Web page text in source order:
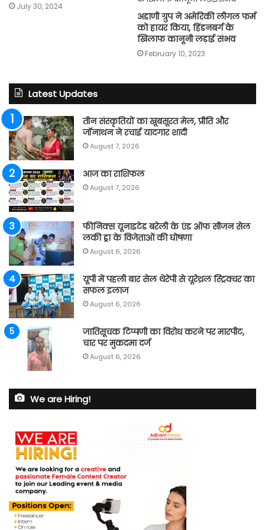
July 30, 2024
अडाणी ग्रुप ने अमेरिकी लीगल फर्म
को हायर किया, हिंडनबर्ग के
खिलाफ कानूनी लड़ाई संभव
February 10, 2023
Latest Updates
तीन संस्कृतियों का खूबसूरत मेल, प्रीति और
जॉनाथन ने रचाई यादगार शादी
August 7, 2026
आज का राशिफल
August 7, 2026
फीनिक्स यूनाइटेड बरेली के एंड ऑफ सीजन सेल
लकी ड्रा के विजेताओं की घोषणा
August 6, 2026
यूपी में पहली बार सेल थेरेपी से यूरेथ्रल स्ट्रिक्चर का
सफल इलाज
August 6, 2026
जातिसूचक टिप्पणी का विरोध करने पर मारपीट,
चार पर मुकदमा दर्ज
August 6, 2026
We are Hiring!